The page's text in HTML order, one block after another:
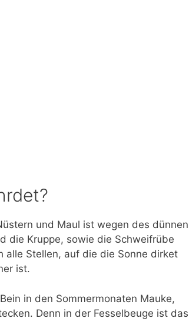
und Maul ist wegen des dünnen
die Kruppe, sowie die Schweifrübe
alle Stellen, auf die die Sonne dirket
ist.
in den Sommermonaten Mauke,
Denn in der Fesselbeuge ist das